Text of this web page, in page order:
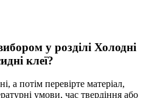
у розділі Холодні
клеї?
а потім перевірте матеріал,
умови, час твердіння або